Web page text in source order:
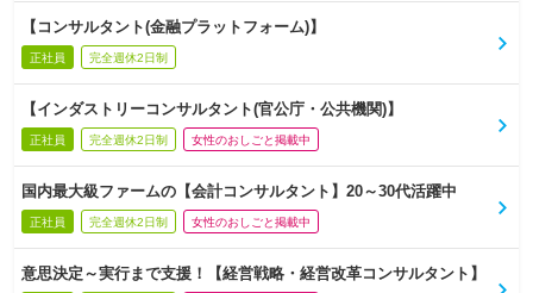
【コンサルタント(金融プラットフォーム)】
正社員 完全週休2日制
【インダストリーコンサルタント(官公庁・公共機関)】
正社員 完全週休2日制 女性のおしごと掲載中
国内最大級ファームの【会計コンサルタント】20～30代活躍中
正社員 完全週休2日制 女性のおしごと掲載中
意思決定～実行まで支援！【経営戦略・経営改革コンサルタント】